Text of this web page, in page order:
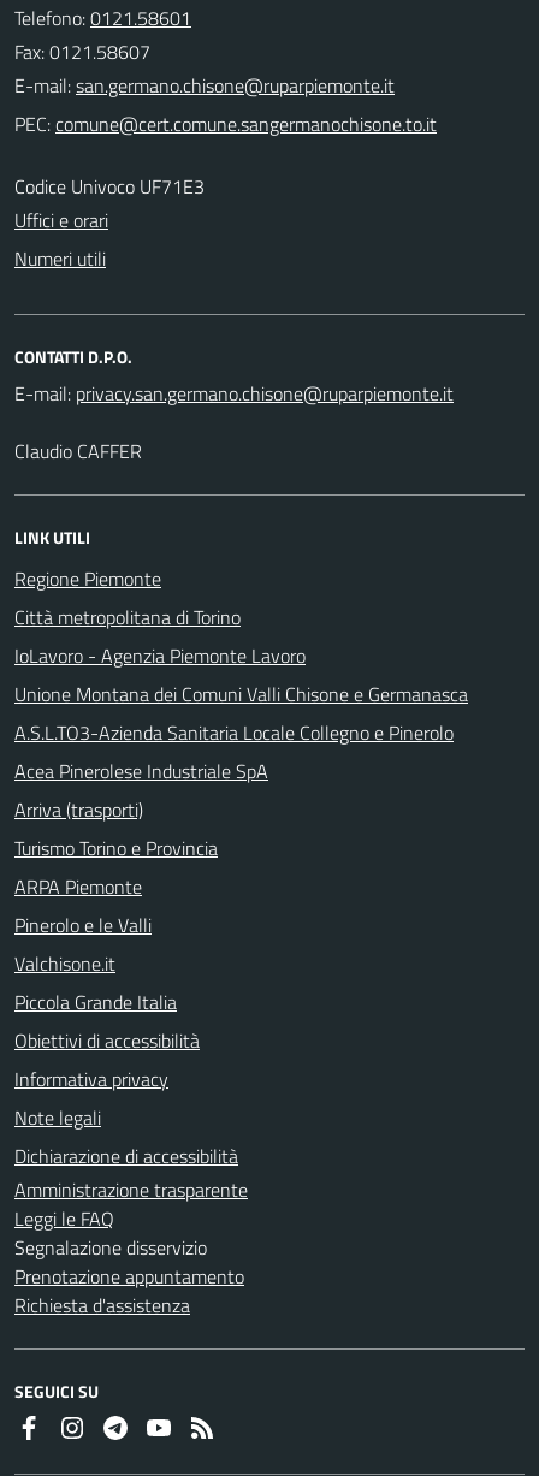
Telefono:0121.58601
Fax: 0121.58607
E-mail:
PEC:
Codice Univoco UF71E3
Uffici e orari
Numeri utili
CONTATTI D.P.O.
E-mail:
Claudio CAFFER
LINK UTILI
Regione Piemonte
Città metropolitana di Torino
IoLavoro - Agenzia Piemonte Lavoro
Unione Montana dei Comuni Valli Chisone e Germanasca
A.S.L.TO3-Azienda Sanitaria Locale Collegno e Pinerolo
Acea Pinerolese Industriale SpA
Arriva (trasporti)
Turismo Torino e Provincia
ARPA Piemonte
Pinerolo e le Valli
Valchisone.it
Piccola Grande Italia
Obiettivi di accessibilità
Informativa privacy
Note legali
Dichiarazione di accessibilità
Amministrazione trasparente
Leggi le FAQ
Segnalazione disservizio
Prenotazione appuntamento
Richiesta d'assistenza
SEGUICI SU